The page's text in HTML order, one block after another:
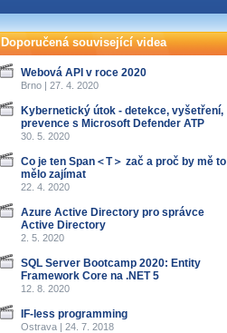
Doporučená související videa
Webová API v roce 2020
Brno | 27. 4. 2020
Kybernetický útok - detekce, vyšetření,
prevence s Microsoft Defender ATP
30. 5. 2020
Co je ten Span＜T＞ zač a proč by mě to
mělo zajímat
22. 4. 2020
Azure Active Directory pro správce
Active Directory
2. 5. 2020
SQL Server Bootcamp 2020: Entity
Framework Core na .NET 5
12. 8. 2020
IF-less programming
Ostrava | 24. 7. 2018